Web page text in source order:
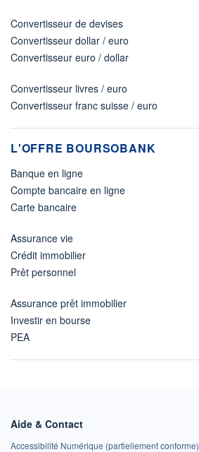
Convertisseur de devises
Convertisseur dollar / euro
Convertisseur euro / dollar
Convertisseur livres / euro
Convertisseur franc suisse / euro
L'OFFRE BOURSOBANK
Banque en ligne
Compte bancaire en ligne
Carte bancaire
Assurance vie
Crédit immobilier
Prêt personnel
Assurance prêt immobilier
Investir en bourse
PEA
Aide & Contact
Accessibilité Numérique (partiellement conforme)